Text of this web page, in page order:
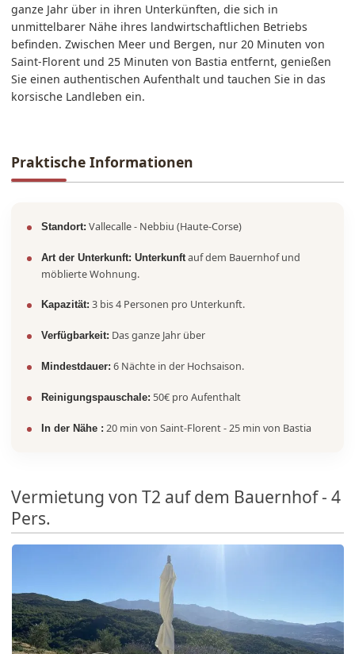
ganze Jahr über in ihren Unterkünften, die sich in
unmittelbarer Nähe ihres landwirtschaftlichen Betriebs
befinden. Zwischen Meer und Bergen, nur 20 Minuten von
Saint-Florent und 25 Minuten von Bastia entfernt, genießen
Sie einen authentischen Aufenthalt und tauchen Sie in das
korsische Landleben ein.
Praktische Informationen
Standort: Vallecalle - Nebbiu (Haute-Corse)
Art der Unterkunft: Unterkunftauf dem Bauernhof und
möblierte Wohnung.
Kapazität: 3 bis 4 Personen pro Unterkunft.
Verfügbarkeit: Das ganze Jahr über
Mindestdauer: 6 Nächte in der Hochsaison.
Reinigungspauschale: 50€ pro Aufenthalt
In der Nähe : 20 min von Saint-Florent - 25 min von Bastia
Vermietung von T2 auf dem Bauernhof - 4
Pers.